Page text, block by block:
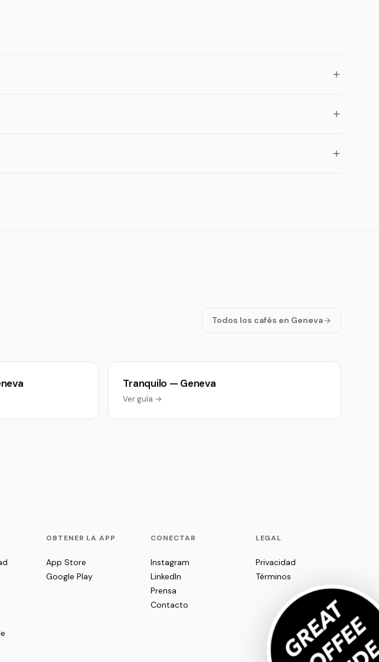
Todos los cafés en Geneva
Tranquilo — Geneva
Ver guía →
OBTENER LA APP
App Store
Google Play
CONECTAR
Instagram
LinkedIn
Prensa
Contacto
LEGAL
Privacidad
Términos